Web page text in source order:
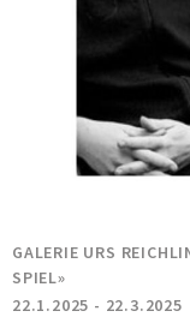
GALERIE URS
SPIEL»
22.1.2025 - 22.3.2025